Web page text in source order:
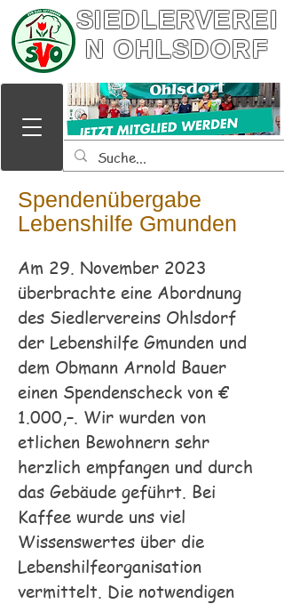
SIEDLERVEREI
N OHLSDORF
Spendenübergabe
Lebenshilfe Gmunden
Am 29. November 2023
überbrachte eine Abordnung
des Siedlervereins Ohlsdorf
der Lebenshilfe Gmunden und
dem Obmann Arnold Bauer
einen Spendenscheck von €
1.000,–. Wir wurden von
etlichen Bewohnern sehr
herzlich empfangen und durch
das Gebäude geführt. Bei
Kaffee wurde uns viel
Wissenswertes über die
Lebenshilfeorganisation
vermittelt. Die notwendigen